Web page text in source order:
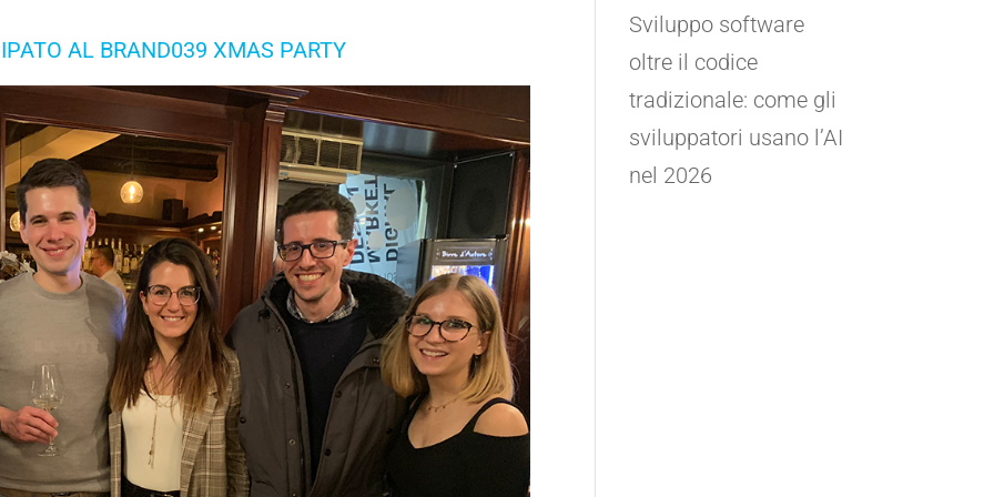
AL BRAND039 XMAS PARTY
Sviluppo software
oltre il codice
tradizionale: come gli
sviluppatori usano l’AI
nel 2026